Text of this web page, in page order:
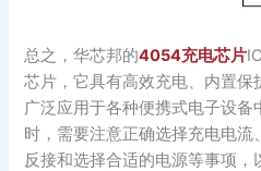
总之，华芯邦的4054充电芯片
芯片，它具有高效充电、内置保
广泛应用于各种便携式电子设备
时，需要注意正确选择充电电
反接和选择合适的电源等事项